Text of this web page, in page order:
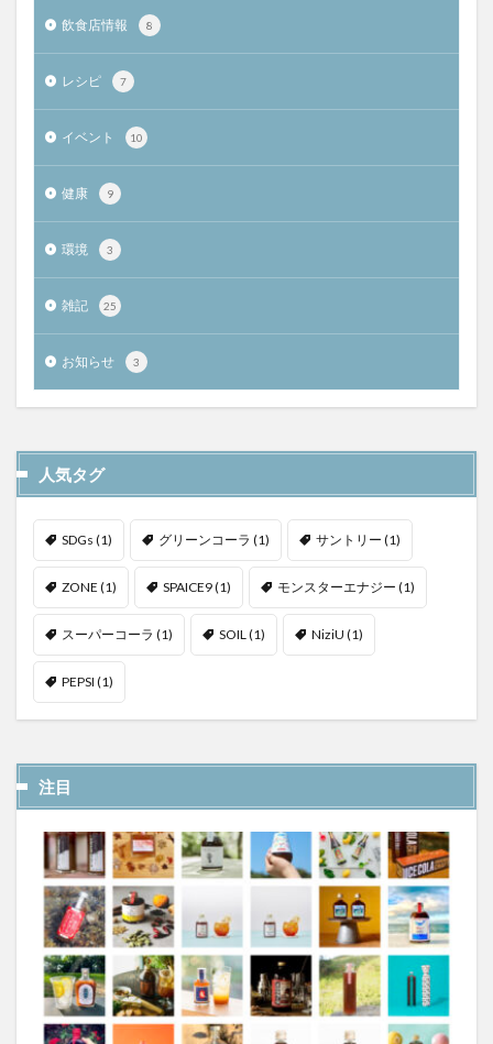
飲食店情報 8
レシピ 7
イベント 10
健康 9
環境 3
雑記 25
お知らせ 3
人気タグ
SDGs (1) グリーンコーラ (1) サントリー (1)
ZONE (1) SPAICE9(1) モンスターエナジー (1)
スーパーコーラ (1) SOIL (1) NiziU (1)
PEPSI (1)
注目